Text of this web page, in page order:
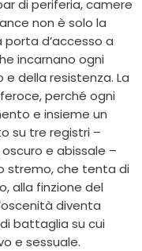
di periferia, camere
non è solo la
d’accesso a
incarnano ogni
della resistenza. La
perché ogni
e insieme un
su tre registri –
e abissale –
stremo, che tenta di
alla finzione del
diventa
battaglia su cui
e sessuale.